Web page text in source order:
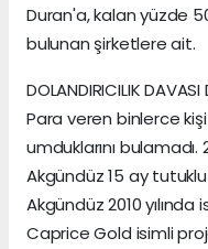
Duran'a, kalan yüzde
bulunan şirketlere ait.
DOLANDIRICILIK DAVASI
Para veren binlerce
umduklarını
Akgündüz 15 ay
Akgündüz 2010
Caprice Gold isimli